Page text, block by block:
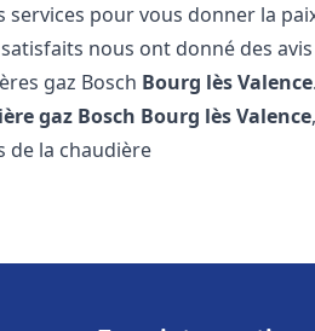
services pour vous donner la
nous ont donné des
gaz Bosch Bourg lès Valence
gaz Bosch Bourg lès Valence
de la chaudière